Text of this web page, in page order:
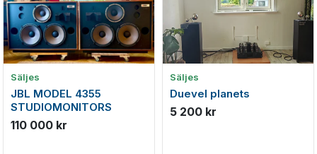
Säljes
JBL MODEL 4355
STUDIOMONITORS
110 000 kr
Säljes
Duevel planets
5 200 kr